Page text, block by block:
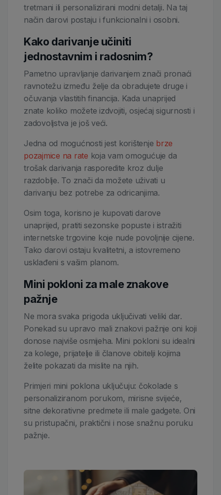
tretmani ili personalizirani modni detalji. Na taj
način darovi postaju i funkcionalni i osobni.
Kako darivanje učiniti
jednostavnim i radosnim?
Pametno upravljanje darivanjem znači pronaći
ravnotežu između želje da obradujete druge i
očuvanja vlastitih financija. Kada unaprijed
znate koliko možete izdvojiti, osjećaj sigurnosti i
zadovoljstva je još veći.
Jedna od mogućnosti jest korištenje brze
pozajmice na rate koja vam omogućuje da
trošak darivanja rasporedite kroz dulje
razdoblje. To znači da možete uživati u
darivanju bez potrebe za odricanjima.
Osim toga, korisno je kupovati darove
unaprijed, pratiti sezonske popuste i istražiti
internetske trgovine koje nude povoljnije cijene.
Tako darovi ostaju kvalitetni, a istovremeno
usklađeni s vašim planom.
Mini pokloni za male znakove
pažnje
Ne mora svaka prigoda uključivati veliki dar.
Ponekad su upravo mali znakovi pažnje oni koji
donose najviše osmijeha. Mini pokloni su idealni
za kolege, prijatelje ili članove obitelji kojima
želite pokazati da mislite na njih.
Primjeri mini poklona uključuju: čokolade s
personaliziranom porukom, mirisne svijeće,
sitne dekorativne predmete ili male gadgete. Oni
su pristupačni, praktični i nose snažnu poruku
pažnje.